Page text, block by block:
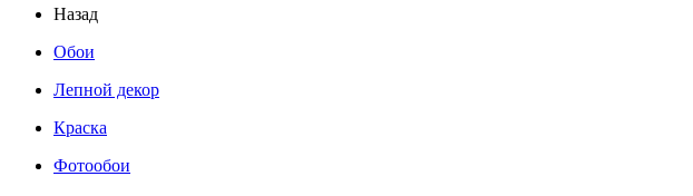
Назад
Обои
Лепной декор
Краска
Фотообои